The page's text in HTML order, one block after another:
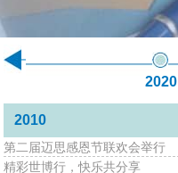
2020
2010
第二届迈思感恩节联欢会举行
精彩世博行，快乐共分享